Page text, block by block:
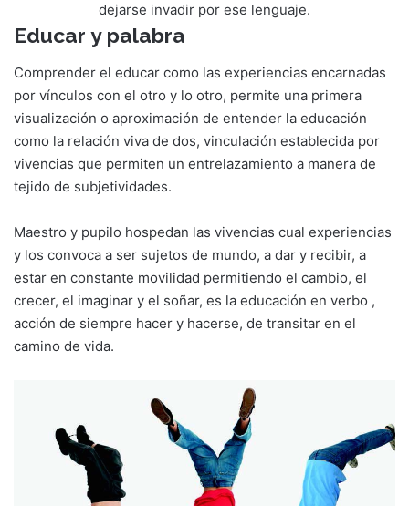
dejarse invadir por ese lenguaje.
Educar y palabra
Comprender el educar como las experiencias encarnadas
por vínculos con el otro y lo otro, permite una primera
visualización o aproximación de entender la educación
como la relación viva de dos, vinculación establecida por
vivencias que permiten un entrelazamiento a manera de
tejido de subjetividades.
Maestro y pupilo hospedan las vivencias cual experiencias
y los convoca a ser sujetos de mundo, a dar y recibir, a
estar en constante movilidad permitiendo el cambio, el
crecer, el imaginar y el soñar, es la educación en verbo ,
acción de siempre hacer y hacerse, de transitar en el
camino de vida.